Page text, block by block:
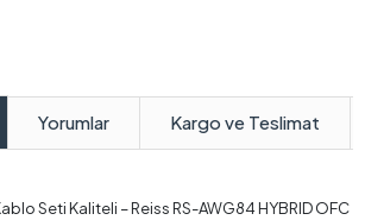
Yorumlar Kargo ve Teslimat
Seti Kaliteli – Reiss RS-AWG84 HYBRID OFC